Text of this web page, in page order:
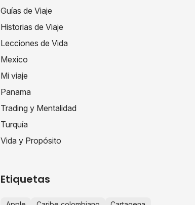
Guías de Viaje
Historias de Viaje
Lecciones de Vida
Mexico
Mi viaje
Panama
Trading y Mentalidad
Turquía
Vida y Propósito
Etiquetas